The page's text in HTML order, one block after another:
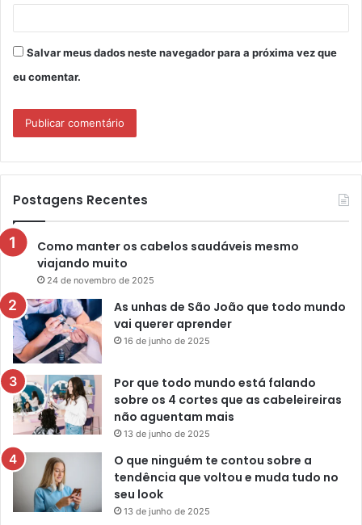
Salvar meus dados neste navegador para a próxima vez que
eu comentar.
Postagens Recentes
Como manter os cabelos saudáveis mesmo
viajando muito
24 de novembro de 2025
As unhas de São João que todo mundo
vai querer aprender
16 de junho de 2025
Por que todo mundo está falando
sobre os 4 cortes que as cabeleireiras
não aguentam mais
13 de junho de 2025
O que ninguém te contou sobre a
tendência que voltou e muda tudo no
seu look
13 de junho de 2025